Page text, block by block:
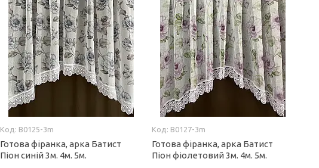
B0125-3m
Готова фіранка, арка Батист
Піон синій 3м. 4м. 5м.
B0127-3m
Готова фіранка, арка Батист
Піон фіолетовий 3м. 4м. 5м.